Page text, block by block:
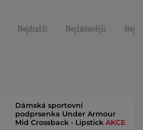
Nejdražší Nejžádanější
Dámská sportovní
podprsenka Under Armour
Mid Crossback - LipstickAKCE